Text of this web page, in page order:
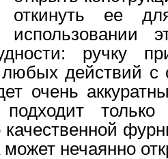
откинуть ее
использовании
ручку
любых действий с
очень
подходит
качественной
может нечаянно